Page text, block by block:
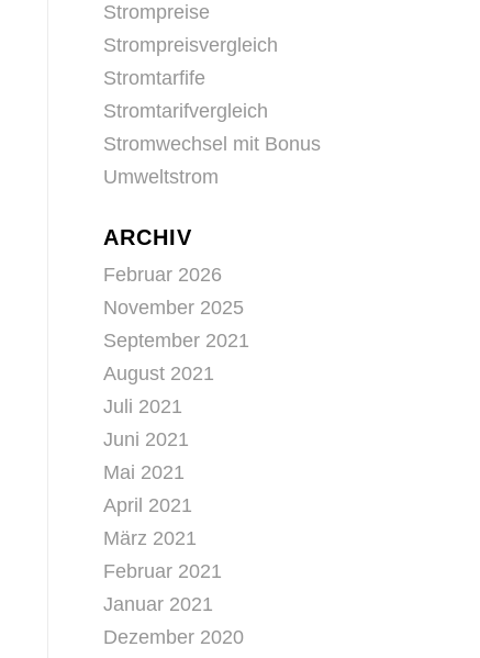
Strompreise
Strompreisvergleich
Stromtarfife
Stromtarifvergleich
Stromwechsel mit Bonus
Umweltstrom
ARCHIV
Februar 2026
November 2025
September 2021
August 2021
Juli 2021
Juni 2021
Mai 2021
April 2021
März 2021
Februar 2021
Januar 2021
Dezember 2020